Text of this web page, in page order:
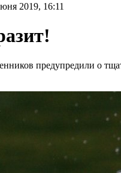
2019, 16:11
предупредили о